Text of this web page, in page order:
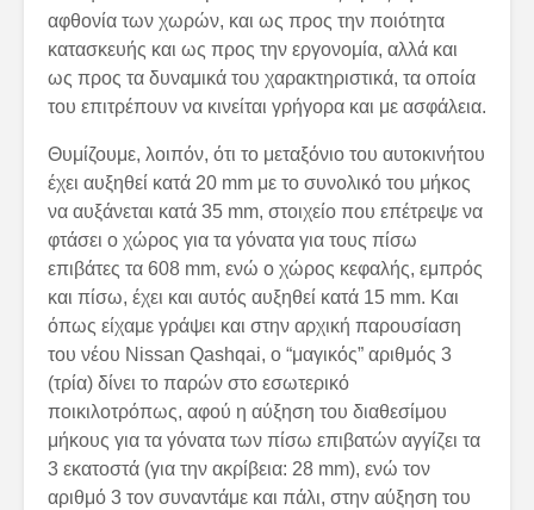
αφθονία των χωρών, και ως προς την ποιότητα
κατασκευής και ως προς την εργονομία, αλλά και
ως προς τα δυναμικά του χαρακτηριστικά, τα οποία
του επιτρέπουν να κινείται γρήγορα και με ασφάλεια.
Θυμίζουμε, λοιπόν, ότι το μεταξόνιο του αυτοκινήτου
έχει αυξηθεί κατά 20 mm με το συνολικό του μήκος
να αυξάνεται κατά 35 mm, στοιχείο που επέτρεψε να
φτάσει ο χώρος για τα γόνατα για τους πίσω
επιβάτες τα 608 mm, ενώ ο χώρος κεφαλής, εμπρός
και πίσω, έχει και αυτός αυξηθεί κατά 15 mm. Και
όπως είχαμε γράψει και στην αρχική παρουσίαση
του νέου Nissan Qashqai, ο “μαγικός” αριθμός 3
(τρία) δίνει το παρών στο εσωτερικό
ποικιλοτρόπως, αφού η αύξηση του διαθεσίμου
μήκους για τα γόνατα των πίσω επιβατών αγγίζει τα
3 εκατοστά (για την ακρίβεια: 28 mm), ενώ τον
αριθμό 3 τον συναντάμε και πάλι, στην αύξηση του